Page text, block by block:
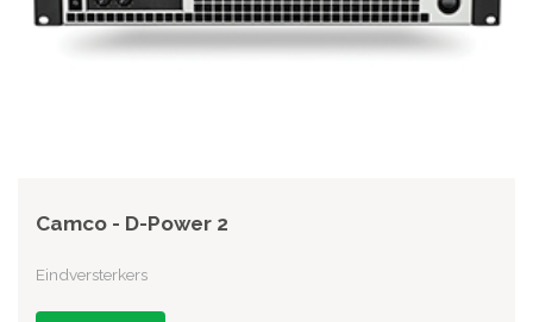
Camco - D-Power 2
Eindversterkers